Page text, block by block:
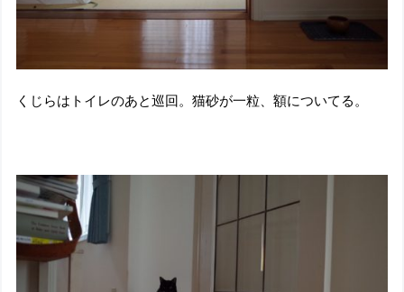
くじらはトイレのあと巡回。猫砂が一粒、額についてる。